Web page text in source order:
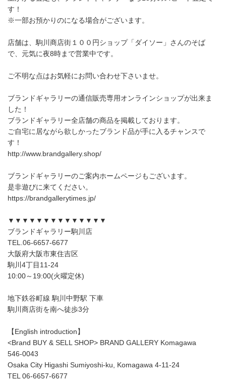
す！
※一部お預かりのになる場合がございます。
店舗は、駒川商店街１００円ショップ「ダイソー」さんのそば
で、元気に夜8時まで営業中です。
ご不明な点はお気軽にお問い合わせ下さいませ。
ブランドギャラリーの通信販売専用オンラインショップが出来ま
した！
ブランドギャラリー全店舗の商品を掲載しております。
ご自宅に居ながら欲しかったブランド品が手に入るチャンスで
す！
http://www.brandgallery.shop/
ブランドギャラリーのご案内ホームページもございます。
是非遊びに来てください。
https://brandgallerytimes.jp/
▼▼▼▼▼▼▼▼▼▼▼▼▼▼
ブランドギャラリー駒川店
TEL.06-6657-6677
大阪府大阪市東住吉区
駒川4丁目11-24
10:00～19:00(火曜定休)
地下鉄谷町線 駒川中野駅 下車
駒川商店街を南へ徒歩3分
【English introduction】
<Brand BUY & SELL SHOP> BRAND GALLERY Komagawa
546-0043
Osaka City Higashi Sumiyoshi-ku, Komagawa 4-11-24
TEL 06-6657-6677